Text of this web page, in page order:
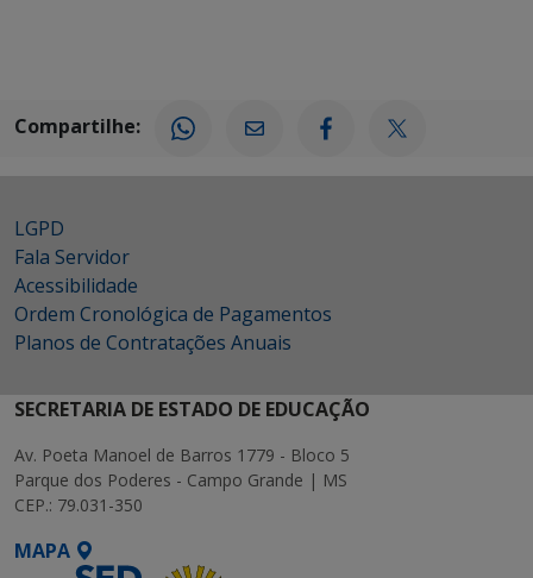
Compartilhe:
LGPD
Fala Servidor
Acessibilidade
Ordem Cronológica de Pagamentos
Planos de Contratações Anuais
SECRETARIA DE ESTADO DE EDUCAÇÃO
Av. Poeta Manoel de Barros 1779 - Bloco 5
Parque dos Poderes - Campo Grande | MS
CEP.: 79.031-350
MAPA